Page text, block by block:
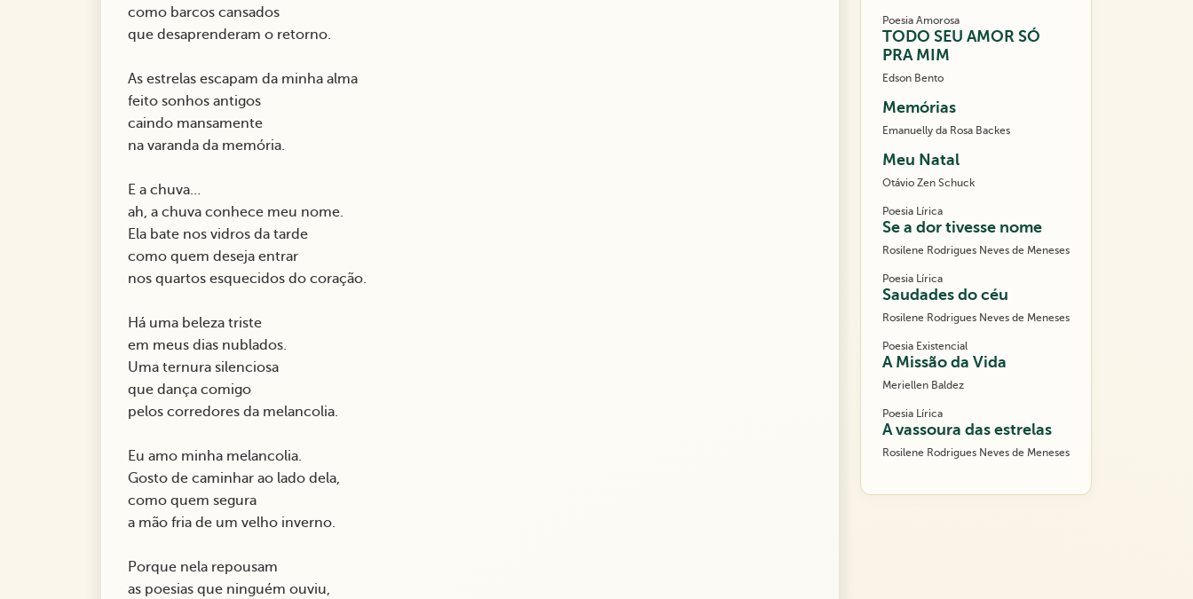
como barcos cansados
que desaprenderam o retorno.
As estrelas escapam da minha alma
feito sonhos antigos
caindo mansamente
na varanda da memória.
E a chuva…
ah, a chuva conhece meu nome.
Ela bate nos vidros da tarde
como quem deseja entrar
nos quartos esquecidos do coração.
Há uma beleza triste
em meus dias nublados.
Uma ternura silenciosa
que dança comigo
pelos corredores da melancolia.
Eu amo minha melancolia.
Gosto de caminhar ao lado dela,
como quem segura
a mão fria de um velho inverno.
Porque nela repousam
as poesias que ninguém ouviu,
Poesia Amorosa
TODO SEU AMOR SÓ
PRA MIM
Edson Bento
Memórias
Emanuelly da Rosa Backes
Meu Natal
Otávio Zen Schuck
Poesia Lírica
Se a dor tivesse nome
Rosilene Rodrigues Neves de Meneses
Poesia Lírica
Saudades do céu
Rosilene Rodrigues Neves de Meneses
Poesia Existencial
A Missão da Vida
Meriellen Baldez
Poesia Lírica
A vassoura das estrelas
Rosilene Rodrigues Neves de Meneses